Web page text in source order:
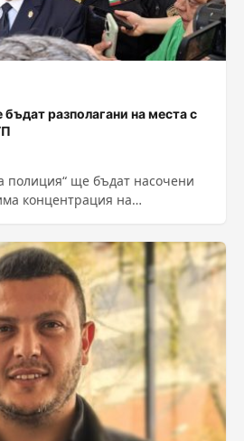
разполагани на места с
полиция“ ще бъдат насочени
концентрация на
главен...